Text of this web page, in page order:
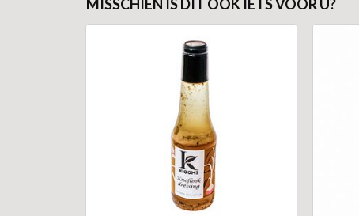
MISSCHIEN IS DIT OOK IETS VOOR U?